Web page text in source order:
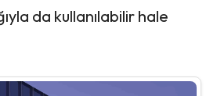
da kullanılabilir hale